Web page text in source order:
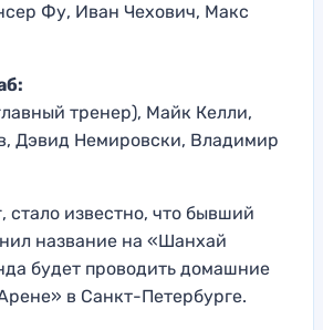
Фу, Иван Чехович, Макс
тренер), Майк Келли,
Дэвид Немировски, Владимир
стало известно, что бывший
название на «Шанхай
будет проводить домашние
в Санкт-Петербурге.